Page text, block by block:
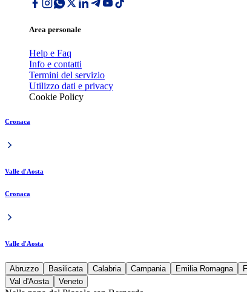
Area personale
Help e Faq
Info e contatti
Termini del servizio
Utilizzo dati e privacy
Cookie Policy
Cronaca
Valle d'Aosta
Cronaca
Valle d'Aosta
Abruzzo Basilicata Calabria Campania Emilia Romagna
Val d'Aosta
Veneto